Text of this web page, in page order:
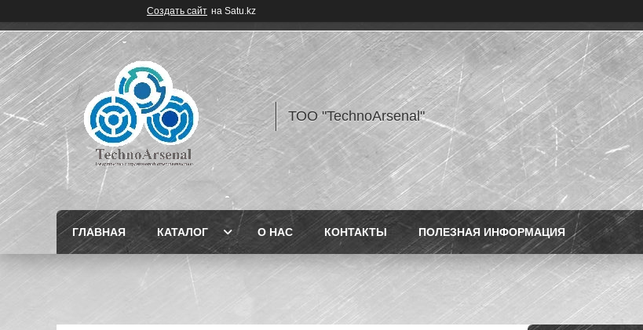
Создать сайт на Satu.kz
ТОО "TechnoArsenal"
ГЛАВНАЯ КАТАЛОГ О НАС КОНТАКТЫ ПОЛЕЗНАЯ ИНФОРМАЦИЯ